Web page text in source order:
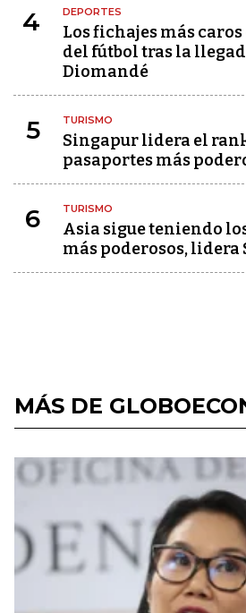
4 DEPORTES
Los fichajes más
del fútbol tras la
Diomandé
5 TURISMO
Singapur lidera el
pasaportes más
6 TURISMO
Asia sigue teniendo
más poderosos,
MÁS DE